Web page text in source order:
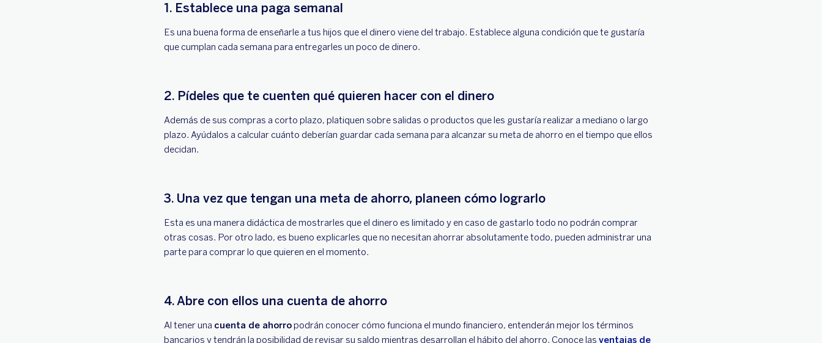
1. Establece una paga semanal
Es una buena forma de enseñarle a tus hijos que el dinero viene del trabajo. Establece alguna condición que te gustaría
que cumplan cada semana para entregarles un poco de dinero.
2. Pídeles que te cuenten qué quieren hacer con el dinero
Además de sus compras a corto plazo, platiquen sobre salidas o productos que les gustaría realizar a mediano o largo
plazo. Ayúdalos a calcular cuánto deberían guardar cada semana para alcanzar su meta de ahorro en el tiempo que ellos
decidan.
3. Una vez que tengan una meta de ahorro, planeen cómo lograrlo
Esta es una manera didáctica de mostrarles que el dinero es limitado y en caso de gastarlo todo no podrán comprar
otras cosas. Por otro lado, es bueno explicarles que no necesitan ahorrar absolutamente todo, pueden administrar una
parte para comprar lo que quieren en el momento.
4. Abre con ellos una cuenta de ahorro
Al tener una cuenta de ahorropodrán conocer cómo funciona el mundo financiero, entenderán mejor los términos
bancarios y tendrán la posibilidad de revisar su saldo mientras desarrollan el hábito del ahorro. Conoce las ventajas de